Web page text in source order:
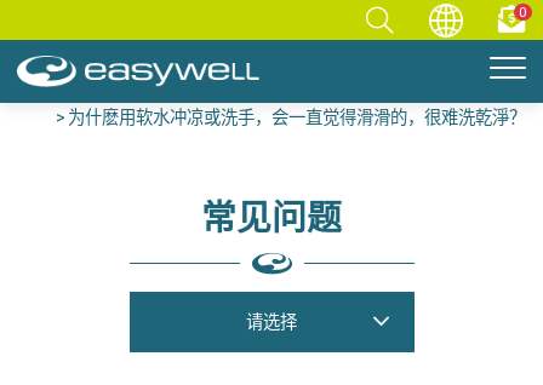
0
为什麽用软水冲凉或洗手，会一直觉得滑滑的，很难洗乾淨？
常见问题
请选择